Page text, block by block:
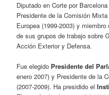
Diputado en Corte por
Presidente de la Comisión
Europea (1999-2003) y
de sus grupos de trabajo sobre
Acción Exterior y Defensa.
Fue elegido Presidente del
enero 2007) y Presidente de la
(2007-2009). Ha presidido el